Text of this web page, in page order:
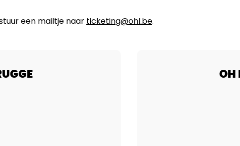
een mailtje naar ticketing@ohl.be.
OH